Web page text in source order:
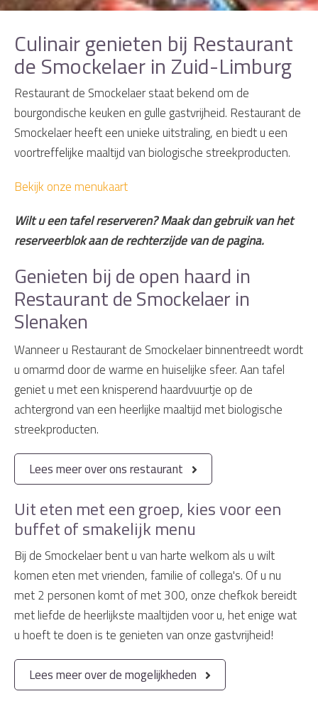
Culinair genieten bij Restaurant
de Smockelaer in Zuid-Limburg
Restaurant de Smockelaer staat bekend om de
bourgondische keuken en gulle gastvrijheid. Restaurant de
Smockelaer heeft een unieke uitstraling, en biedt u een
voortreffelijke maaltijd van biologische streekproducten.
Bekijk onze menukaart
Wilt u een tafel reserveren? Maak dan gebruik van het
reserveerblok aan de rechterzijde van de pagina.
Genieten bij de open haard in
Restaurant de Smockelaer in
Slenaken
Wanneer u Restaurant de Smockelaer binnentreedt wordt
u omarmd door de warme en huiselijke sfeer. Aan tafel
geniet u met een knisperend haardvuurtje op de
achtergrond van een heerlijke maaltijd met biologische
streekproducten.
Lees meer over ons restaurant
Uit eten met een groep, kies voor een
buffet of smakelijk menu
Bij de Smockelaer bent u van harte welkom als u wilt
komen eten met vrienden, familie of collega's. Of u nu
met 2 personen komt of met 300, onze chefkok bereidt
met liefde de heerlijkste maaltijden voor u, het enige wat
u hoeft te doen is te genieten van onze gastvrijheid!
Lees meer over de mogelijkheden